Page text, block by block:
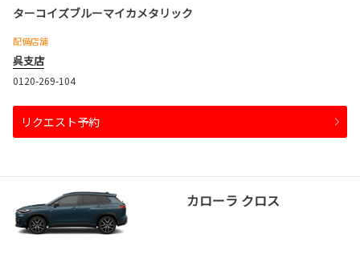
ターコイズブルーマイカメタリック
配備店舗
呉支店
0120-269-104
リクエスト予約
カローラ クロス